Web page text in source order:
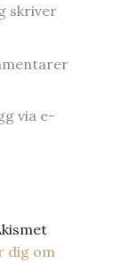
skriver
via e-
dig om